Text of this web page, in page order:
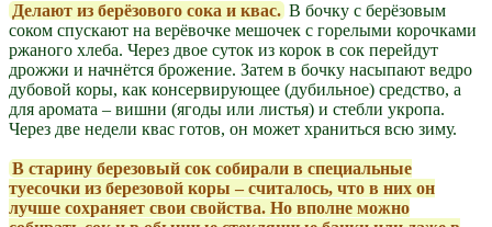
Делают из берёзового сока и квас. В бочку с берёзовым
соком спускают на верёвочке мешочек с горелыми корочками
ржаного хлеба. Через двое суток из корок в сок перейдут
дрожжи и начнётся брожение. Затем в бочку насыпают ведро
дубовой коры, как консервирующее (дубильное) средство, а
для аромата – вишни (ягоды или листья) и стебли укропа.
Через две недели квас готов, он может храниться всю зиму.
В старину березовый сок собирали в специальные
туесочки из березовой коры – считалось, что в них он
лучше сохраняет свои свойства. Но вполне можно